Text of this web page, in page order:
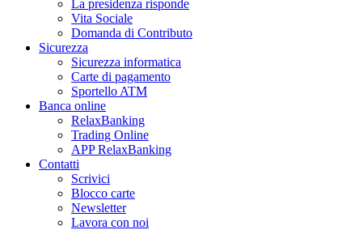
La presidenza risponde
Vita Sociale
Domanda di Contributo
Sicurezza
Sicurezza informatica
Carte di pagamento
Sportello ATM
Banca online
RelaxBanking
Trading Online
APP RelaxBanking
Contatti
Scrivici
Blocco carte
Newsletter
Lavora con noi